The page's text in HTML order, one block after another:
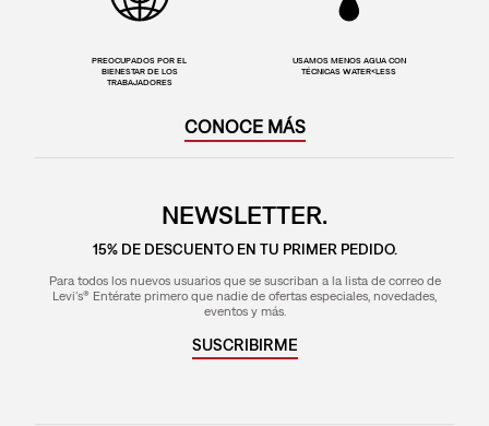
PREOCUPADOS POR EL
BIENESTAR DE LOS
TRABAJADORES
USAMOS MENOS AGUA CON
TÉCNICAS WATER<LESS
CONOCE MÁS
NEWSLETTER.
15% DE DESCUENTO EN TU PRIMER PEDIDO.
Para todos los nuevos usuarios que se suscriban a la lista de correo de
Levi's® Entérate primero que nadie de ofertas especiales, novedades,
eventos y más.
SUSCRIBIRME